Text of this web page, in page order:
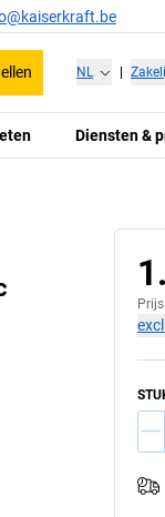
NL
Diensten &